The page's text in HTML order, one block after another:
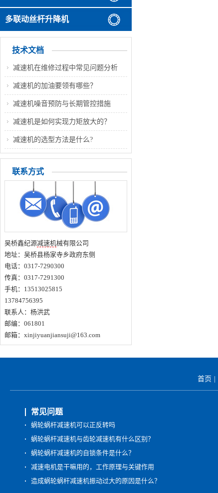
多联动丝杆升降机
技术文档
减速机在维修过程中常见问题分析
减速机的加油要领有哪些？
减速机噪音预防与长期管控措施
减速机是如何实现力矩放大的？
减速机的选型方法是什么?
联系方式
吴桥鑫纪源减速机械有限公司
地址：吴桥县杨家寺乡政府东侧
电话：0317-7290300
传真：0317-7291300
手机：13513025815
13784756395
联系人：杨洪武
邮编：061801
邮箱：xinjiyuanjiansuji@163.com
首页
常见问题
蜗轮蜗杆减速机可以正反转吗
蜗轮蜗杆减速机与齿轮减速机有什么区别？
蜗轮蜗杆减速机的自锁条件是什么？
减速电机是干嘛用的，工作原理与关键作用
造成蜗轮蜗杆减速机振动过大的原因是什么？